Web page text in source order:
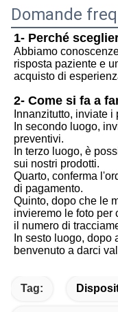
Domande
1- Perché
Abbiamo
risposta paziente e
acquisto di
2- Come si fa a
Innanzitutto, inviate
In secondo luogo,
preventivi.
In terzo luogo, è
sui nostri prodotti.
Quarto, conferma
di pagamento.
Quinto, dopo che le
invieremo le foto per
il numero di
In sesto luogo, dopo
benvenuto a darci
Tag: